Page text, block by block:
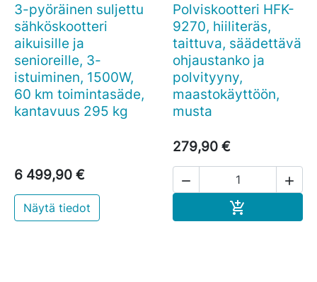
3-pyöräinen suljettu
sähköskootteri
aikuisille ja
senioreille, 3-
istuiminen, 1500W,
60 km toimintasäde,
kantavuus 295 kg
6 499,90 €
Näytä tiedot
Polviskootteri HFK-
9270, hiiliteräs,
taittuva, säädettävä
ohjaustanko ja
polvityyny,
maastokäyttöön,
musta
279,90 €
 
